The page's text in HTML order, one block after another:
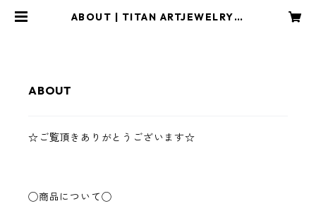
ABOUT | TITAN ARTJEWELRY・
ABOUT
☆ご覧頂きありがとうございます☆
◯商品について◯